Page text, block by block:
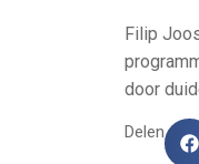
Filip
door
Delen